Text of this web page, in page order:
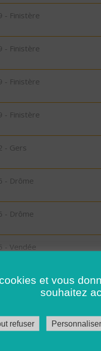
- Finistère
- Finistère
- Finistère
- Finistère
- Gers
- Drôme
- Drôme
- Vendée
- Gers
et vous
souhaitez
refuser Personnaliser